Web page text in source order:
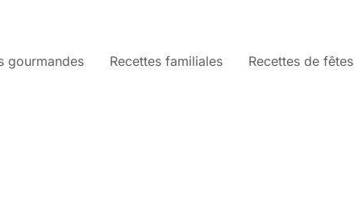
gourmandes Recettes familiales Recettes de fêtes